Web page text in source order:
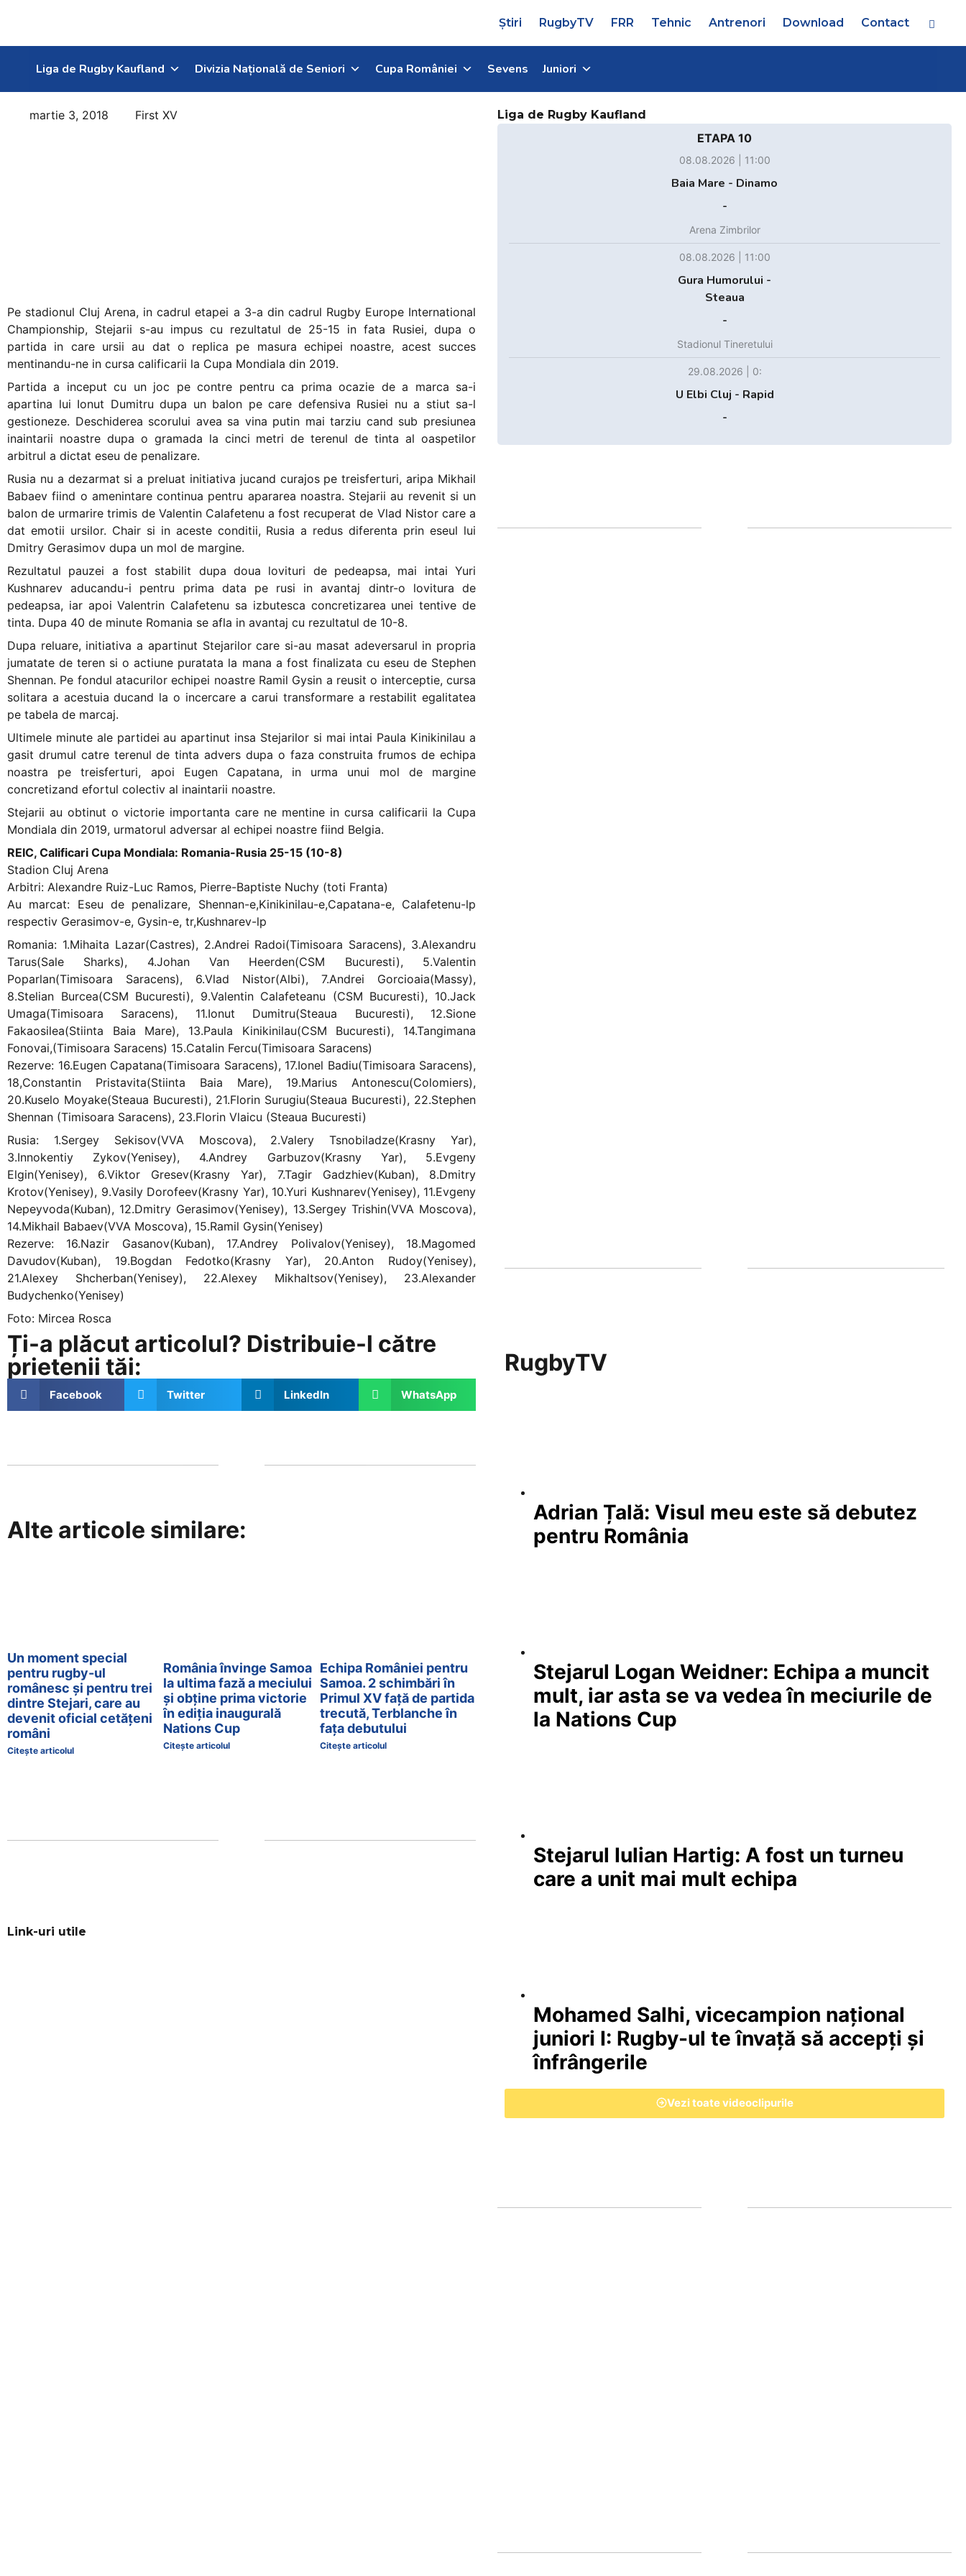
All
Accessibility
screen
"Ctrl
/".
This
shortcut
activates
the
screen
reader
to
help
you
navigate
and
with
the
content.
Știri RugbyTV FRR Tehnic Antrenori Download Contact
Liga de Rugby Kaufland Divizia Națională de Seniori Cupa României Sevens Juniori
martie 3, 2018 First XV
Pe stadionul Cluj Arena, in cadrul etapei a 3-a din cadrul Rugby Europe International
Championship, Stejarii s-au impus cu rezultatul de 25-15 in fata Rusiei, dupa o
partida in care ursii au dat o replica pe masura echipei noastre, acest succes
mentinandu-ne in cursa calificarii la Cupa Mondiala din 2019.
Partida a inceput cu un joc pe contre pentru ca prima ocazie de a marca sa-i
apartina lui Ionut Dumitru dupa un balon pe care defensiva Rusiei nu a stiut sa-l
gestioneze. Deschiderea scorului avea sa vina putin mai tarziu cand sub presiunea
inaintarii noastre dupa o gramada la cinci metri de terenul de tinta al oaspetilor
arbitrul a dictat eseu de penalizare.
Rusia nu a dezarmat si a preluat initiativa jucand curajos pe treisferturi, aripa Mikhail
Babaev fiind o amenintare continua pentru apararea noastra. Stejarii au revenit si un
balon de urmarire trimis de Valentin Calafetenu a fost recuperat de Vlad Nistor care a
dat emotii ursilor. Chair si in aceste conditii, Rusia a redus diferenta prin eseul lui
Dmitry Gerasimov dupa un mol de margine.
Rezultatul pauzei a fost stabilit dupa doua lovituri de pedeapsa, mai intai Yuri
Kushnarev aducandu-i pentru prima data pe rusi in avantaj dintr-o lovitura de
pedeapsa, iar apoi Valentrin Calafetenu sa izbutesca concretizarea unei tentive de
tinta. Dupa 40 de minute Romania se afla in avantaj cu rezultatul de 10-8.
Dupa reluare, initiativa a apartinut Stejarilor care si-au masat adeversarul in propria
jumatate de teren si o actiune puratata la mana a fost finalizata cu eseu de Stephen
Shennan. Pe fondul atacurilor echipei noastre Ramil Gysin a reusit o interceptie, cursa
solitara a acestuia ducand la o incercare a carui transformare a restabilit egalitatea
pe tabela de marcaj.
Ultimele minute ale partidei au apartinut insa Stejarilor si mai intai Paula Kinikinilau a
gasit drumul catre terenul de tinta advers dupa o faza construita frumos de echipa
noastra pe treisferturi, apoi Eugen Capatana, in urma unui mol de margine
concretizand efortul colectiv al inaintarii noastre.
Stejarii au obtinut o victorie importanta care ne mentine in cursa calificarii la Cupa
Mondiala din 2019, urmatorul adversar al echipei noastre fiind Belgia.
REIC, Calificari Cupa Mondiala: Romania-Rusia 25-15 (10-8)
Stadion Cluj Arena
Arbitri: Alexandre Ruiz-Luc Ramos, Pierre-Baptiste Nuchy (toti Franta)
Au marcat: Eseu de penalizare, Shennan-e,Kinikinilau-e,Capatana-e, Calafetenu-lp
respectiv Gerasimov-e, Gysin-e, tr,Kushnarev-lp
Romania: 1.Mihaita Lazar(Castres), 2.Andrei Radoi(Timisoara Saracens), 3.Alexandru
Tarus(Sale Sharks), 4.Johan Van Heerden(CSM Bucuresti), 5.Valentin
Poparlan(Timisoara Saracens), 6.Vlad Nistor(Albi), 7.Andrei Gorcioaia(Massy),
8.Stelian Burcea(CSM Bucuresti), 9.Valentin Calafeteanu (CSM Bucuresti), 10.Jack
Umaga(Timisoara Saracens), 11.Ionut Dumitru(Steaua Bucuresti), 12.Sione
Fakaosilea(Stiinta Baia Mare), 13.Paula Kinikinilau(CSM Bucuresti), 14.Tangimana
Fonovai,(Timisoara Saracens) 15.Catalin Fercu(Timisoara Saracens)
Rezerve: 16.Eugen Capatana(Timisoara Saracens), 17.Ionel Badiu(Timisoara Saracens),
18,Constantin Pristavita(Stiinta Baia Mare), 19.Marius Antonescu(Colomiers),
20.Kuselo Moyake(Steaua Bucuresti), 21.Florin Surugiu(Steaua Bucuresti), 22.Stephen
Shennan (Timisoara Saracens), 23.Florin Vlaicu (Steaua Bucuresti)
Rusia: 1.Sergey Sekisov(VVA Moscova), 2.Valery Tsnobiladze(Krasny Yar),
3.Innokentiy Zykov(Yenisey), 4.Andrey Garbuzov(Krasny Yar), 5.Evgeny
Elgin(Yenisey), 6.Viktor Gresev(Krasny Yar), 7.Tagir Gadzhiev(Kuban), 8.Dmitry
Krotov(Yenisey), 9.Vasily Dorofeev(Krasny Yar), 10.Yuri Kushnarev(Yenisey), 11.Evgeny
Nepeyvoda(Kuban), 12.Dmitry Gerasimov(Yenisey), 13.Sergey Trishin(VVA Moscova),
14.Mikhail Babaev(VVA Moscova), 15.Ramil Gysin(Yenisey)
Rezerve: 16.Nazir Gasanov(Kuban), 17.Andrey Polivalov(Yenisey), 18.Magomed
Davudov(Kuban), 19.Bogdan Fedotko(Krasny Yar), 20.Anton Rudoy(Yenisey),
21.Alexey Shcherban(Yenisey), 22.Alexey Mikhaltsov(Yenisey), 23.Alexander
Budychenko(Yenisey)
Foto: Mircea Rosca
Ți-a plăcut articolul? Distribuie-l către
prietenii tăi:
Facebook Twitter LinkedIn WhatsApp
Alte articole similare:
Un moment special
pentru rugby-ul
românesc și pentru trei
dintre Stejari, care au
devenit oficial cetățeni
români
Citește articolul
România învinge Samoa
la ultima fază a meciului
și obține prima victorie
în ediția inaugurală
Nations Cup
Citește articolul
Echipa României pentru
Samoa. 2 schimbări în
Primul XV față de partida
trecută, Terblanche în
fața debutului
Citește articolul
Link-uri utile
Liga de Rugby Kaufland
ETAPA 10
08.08.2026 | 11:00
Baia Mare - Dinamo
-
Arena Zimbrilor
08.08.2026 | 11:00
Gura Humorului -
Steaua
-
Stadionul Tineretului
29.08.2026 | 0:
U Elbi Cluj - Rapid
-
RugbyTV
Adrian Țală: Visul meu este să debutez
pentru România
Stejarul Logan Weidner: Echipa a muncit
mult, iar asta se va vedea în meciurile de
la Nations Cup
Stejarul Iulian Hartig: A fost un turneu
care a unit mai mult echipa
Mohamed Salhi, vicecampion național
juniori I: Rugby-ul te învață să accepți și
înfrângerile
Vezi toate videoclipurile